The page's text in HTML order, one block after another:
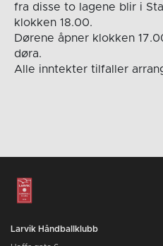
fra disse to lagene blir i
klokken 18.00.
Dørene åpner klokken
døra.
Alle inntekter tilfaller
Larvik Håndballklubb